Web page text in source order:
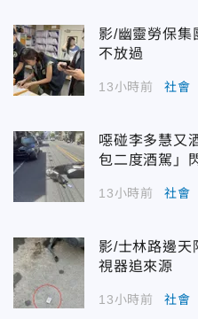
影/幽靈勞保
不放過
13小時前 社會
噁碰李多慧又
包二度酒駕」
13小時前 社會
影/士林路邊
視器追來源
13小時前 社會